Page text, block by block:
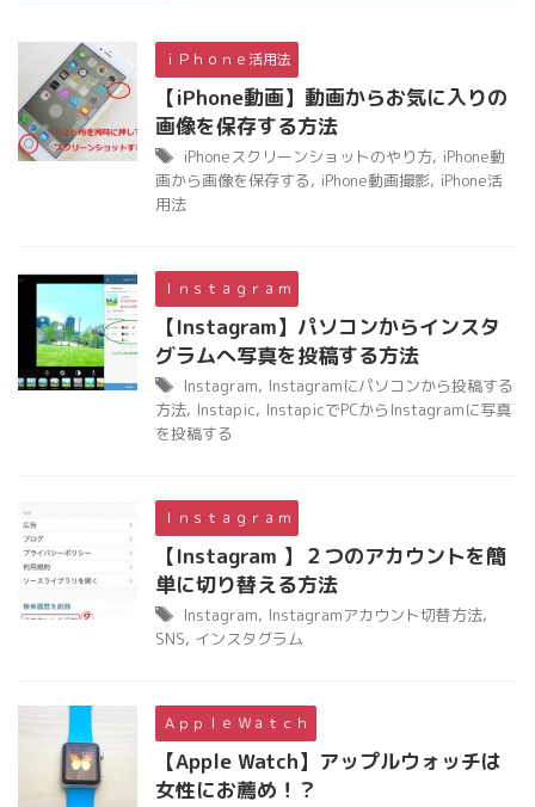
ｉＰｈｏｎｅ活用法
【iPhone動画】動画からお気に入りの
画像を保存する方法
iPhoneスクリーンショットのやり方, iPhone動
画から画像を保存する, iPhone動画撮影, iPhone活
用法
Ｉｎｓｔａｇｒａｍ
【Instagram】パソコンからインスタ
グラムへ写真を投稿する方法
Instagram, Instagramにパソコンから投稿する
方法, Instapic, InstapicでPCからInstagramに写真
を投稿する
Ｉｎｓｔａｇｒａｍ
【Instagram 】２つのアカウントを簡
単に切り替える方法
Instagram, Instagramアカウント切替方法,
SNS, インスタグラム
Ａｐｐｌｅ Ｗａｔｃｈ
【Apple Watch】アップルウォッチは
女性にお薦め！？